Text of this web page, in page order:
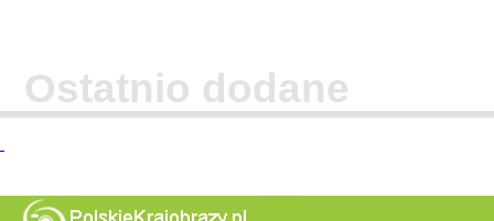
Ostatnio dodane